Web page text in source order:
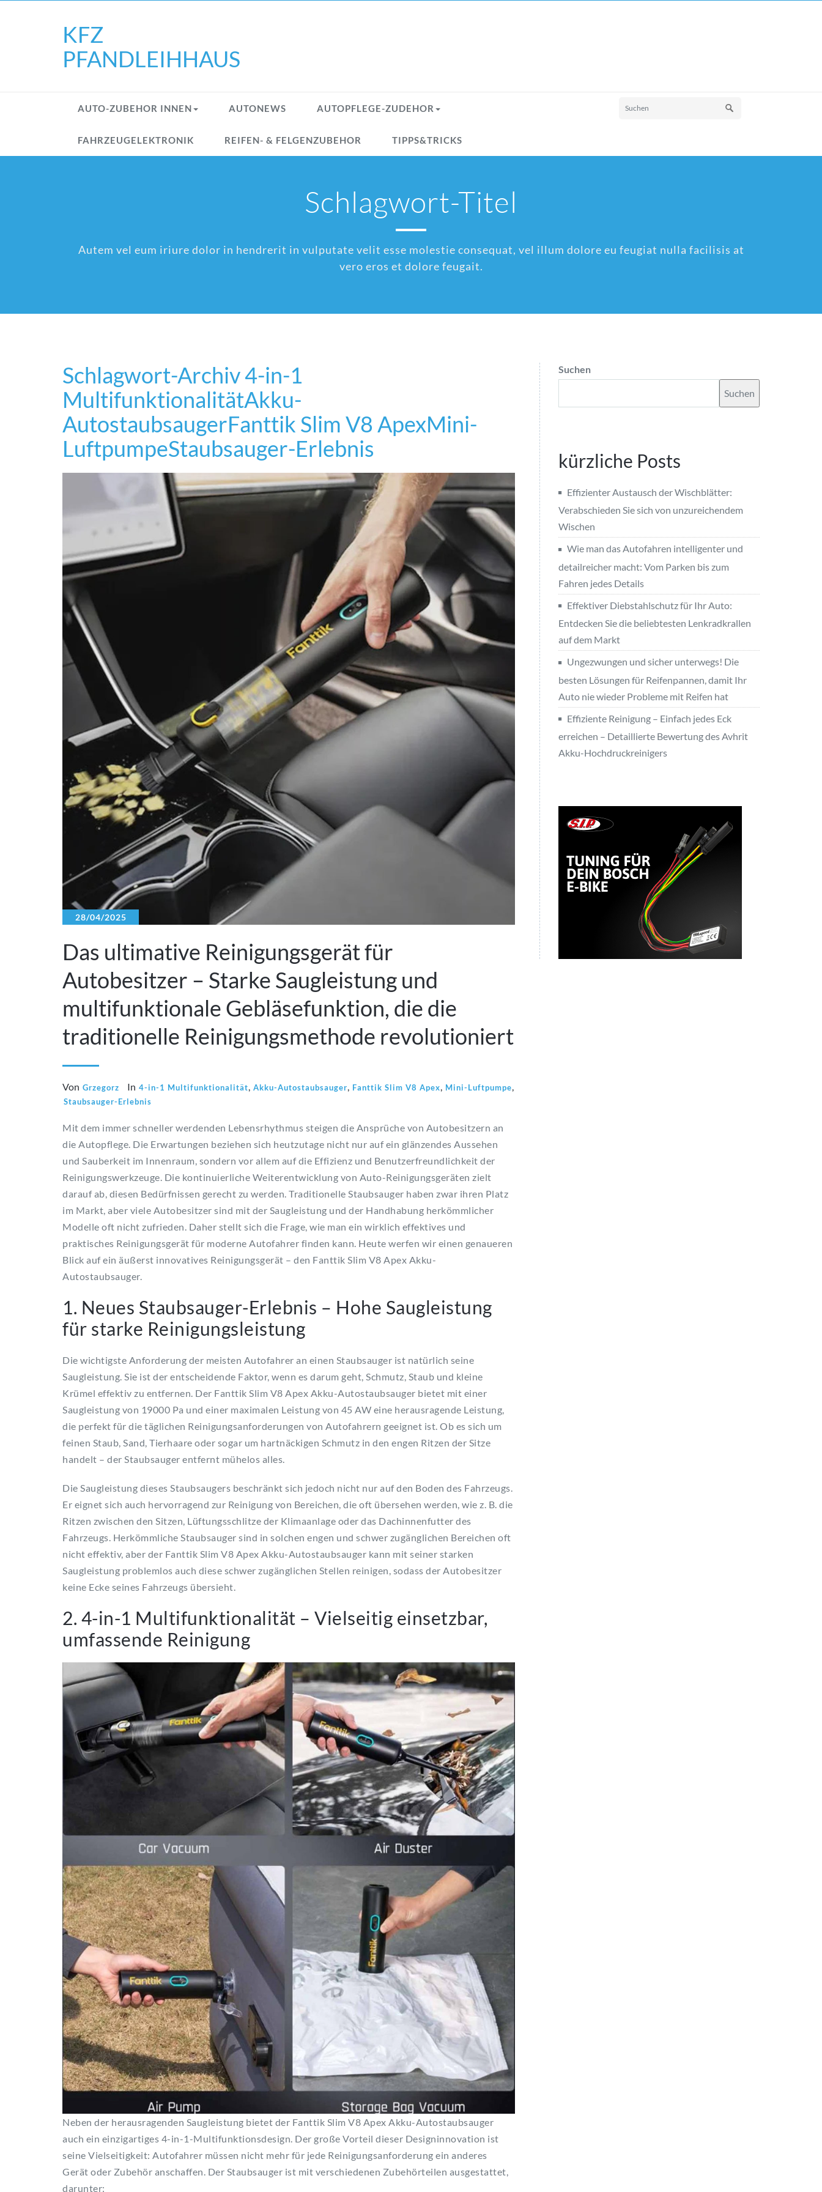
KFZ
PFANDLEIHHAUS
AUTO-ZUBEHOR INNEN AUTONEWS AUTOPFLEGE-ZUDEHOR
FAHRZEUGELEKTRONIK REIFEN- & FELGENZUBEHOR TIPPS&TRICKS
Schlagwort-Titel
Autem vel eum iriure dolor in hendrerit in vulputate velit esse molestie consequat, vel illum dolore eu feugiat nulla facilisis at
vero eros et dolore feugait.
Schlagwort-Archiv4-in-1
MultifunktionalitätAkku-
AutostaubsaugerFanttik Slim V8 ApexMini-
LuftpumpeStaubsauger-Erlebnis
28/04/2025
Das ultimative Reinigungsgerät für
Autobesitzer – Starke Saugleistung und
multifunktionale Gebläsefunktion, die die
traditionelle Reinigungsmethode revolutioniert
Von Grzegorz In 4-in-1 Multifunktionalität, Akku-Autostaubsauger, Fanttik Slim V8 Apex, Mini-Luftpumpe,
Staubsauger-Erlebnis
Mit dem immer schneller werdenden Lebensrhythmus steigen die Ansprüche von Autobesitzern an
die Autopflege. Die Erwartungen beziehen sich heutzutage nicht nur auf ein glänzendes Aussehen
und Sauberkeit im Innenraum, sondern vor allem auf die Effizienz und Benutzerfreundlichkeit der
Reinigungswerkzeuge. Die kontinuierliche Weiterentwicklung von Auto-Reinigungsgeräten zielt
darauf ab, diesen Bedürfnissen gerecht zu werden. Traditionelle Staubsauger haben zwar ihren Platz
im Markt, aber viele Autobesitzer sind mit der Saugleistung und der Handhabung herkömmlicher
Modelle oft nicht zufrieden. Daher stellt sich die Frage, wie man ein wirklich effektives und
praktisches Reinigungsgerät für moderne Autofahrer finden kann. Heute werfen wir einen genaueren
Blick auf ein äußerst innovatives Reinigungsgerät – den Fanttik Slim V8 Apex Akku-
Autostaubsauger.
1. Neues Staubsauger-Erlebnis – Hohe Saugleistung
für starke Reinigungsleistung
Die wichtigste Anforderung der meisten Autofahrer an einen Staubsauger ist natürlich seine
Saugleistung. Sie ist der entscheidende Faktor, wenn es darum geht, Schmutz, Staub und kleine
Krümel effektiv zu entfernen. Der Fanttik Slim V8 Apex Akku-Autostaubsauger bietet mit einer
Saugleistung von 19000 Pa und einer maximalen Leistung von 45 AW eine herausragende Leistung,
die perfekt für die täglichen Reinigungsanforderungen von Autofahrern geeignet ist. Ob es sich um
feinen Staub, Sand, Tierhaare oder sogar um hartnäckigen Schmutz in den engen Ritzen der Sitze
handelt – der Staubsauger entfernt mühelos alles.
Die Saugleistung dieses Staubsaugers beschränkt sich jedoch nicht nur auf den Boden des Fahrzeugs.
Er eignet sich auch hervorragend zur Reinigung von Bereichen, die oft übersehen werden, wie z. B. die
Ritzen zwischen den Sitzen, Lüftungsschlitze der Klimaanlage oder das Dachinnenfutter des
Fahrzeugs. Herkömmliche Staubsauger sind in solchen engen und schwer zugänglichen Bereichen oft
nicht effektiv, aber der Fanttik Slim V8 Apex Akku-Autostaubsauger kann mit seiner starken
Saugleistung problemlos auch diese schwer zugänglichen Stellen reinigen, sodass der Autobesitzer
keine Ecke seines Fahrzeugs übersieht.
2. 4-in-1 Multifunktionalität – Vielseitig einsetzbar,
umfassende Reinigung
Neben der herausragenden Saugleistung bietet der Fanttik Slim V8 Apex Akku-Autostaubsauger
auch ein einzigartiges 4-in-1-Multifunktionsdesign. Der große Vorteil dieser Designinnovation ist
seine Vielseitigkeit: Autofahrer müssen nicht mehr für jede Reinigungsanforderung ein anderes
Gerät oder Zubehör anschaffen. Der Staubsauger ist mit verschiedenen Zubehörteilen ausgestattet,
darunter:
Suchen
Suchen
kürzliche Posts
Effizienter Austausch der Wischblätter:
Verabschieden Sie sich von unzureichendem
Wischen
Wie man das Autofahren intelligenter und
detailreicher macht: Vom Parken bis zum
Fahren jedes Details
Effektiver Diebstahlschutz für Ihr Auto:
Entdecken Sie die beliebtesten Lenkradkrallen
auf dem Markt
Ungezwungen und sicher unterwegs! Die
besten Lösungen für Reifenpannen, damit Ihr
Auto nie wieder Probleme mit Reifen hat
Effiziente Reinigung – Einfach jedes Eck
erreichen – Detaillierte Bewertung des Avhrit
Akku-Hochdruckreinigers